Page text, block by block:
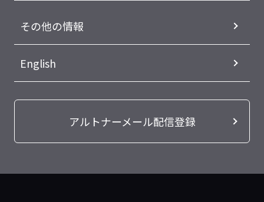
その他の情報
English
アルトナーメール配信登録